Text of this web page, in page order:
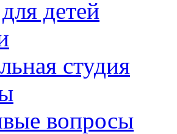
детей
студия
вопросы